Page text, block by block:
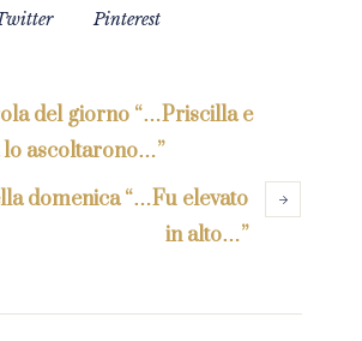
Pinterest
del giorno “…Priscilla e
ascoltarono…”
domenica “…Fu elevato
in alto…”